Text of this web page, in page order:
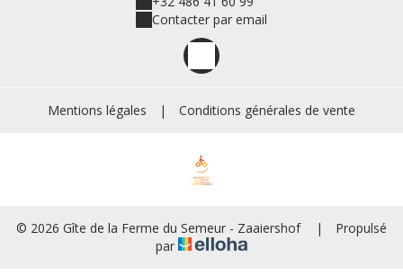
Contacter par email
Mentions légales | Conditions générales de vente
© 2026 Gîte de la Ferme du Semeur - Zaaiershof |
Propulsé
par